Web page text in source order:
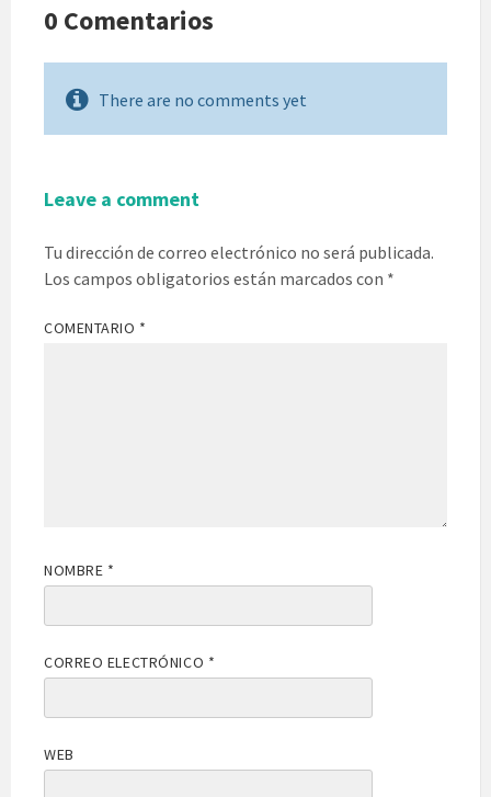
0 Comentarios
There are no comments yet
Leave a comment
Tu dirección de correo electrónico no será publicada.
Los campos obligatorios están marcados con *
COMENTARIO *
NOMBRE *
CORREO ELECTRÓNICO *
WEB